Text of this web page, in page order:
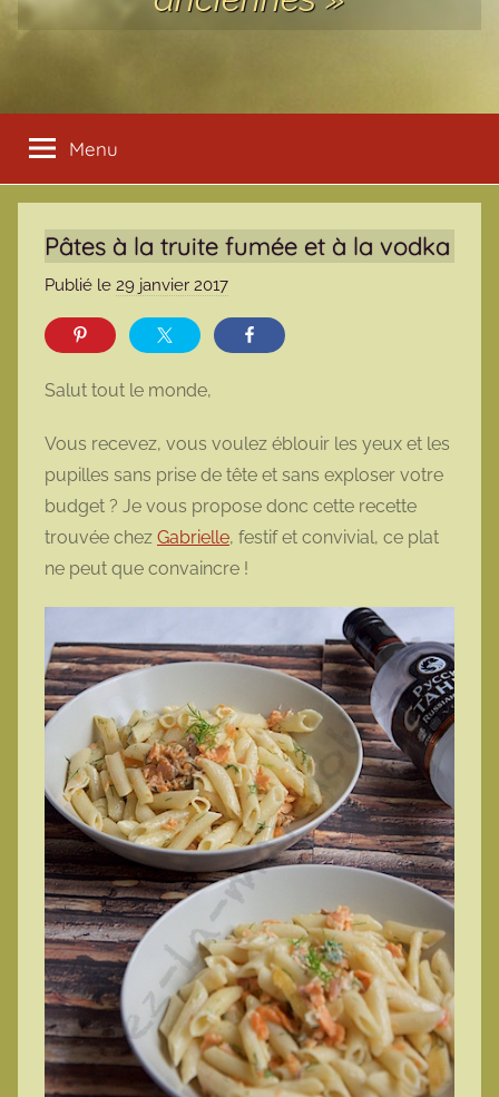
Menu
Pâtes à la truite fumée et à la vodka
Publié le 29 janvier 2017
a
o
t
t
e
Salut tout le monde,
Vous recevez, vous voulez éblouir les yeux et les
pupilles sans prise de tête et sans exploser votre
budget ? Je vous propose donc cette recette
trouvée chez Gabrielle, festif et convivial, ce plat
ne peut que convaincre !